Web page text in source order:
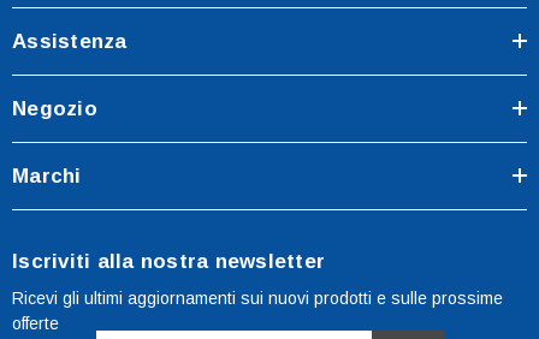
Assistenza
Negozio
Marchi
Iscriviti alla nostra newsletter
Ricevi gli ultimi aggiornamenti sui nuovi prodotti e sulle prossime
offerte